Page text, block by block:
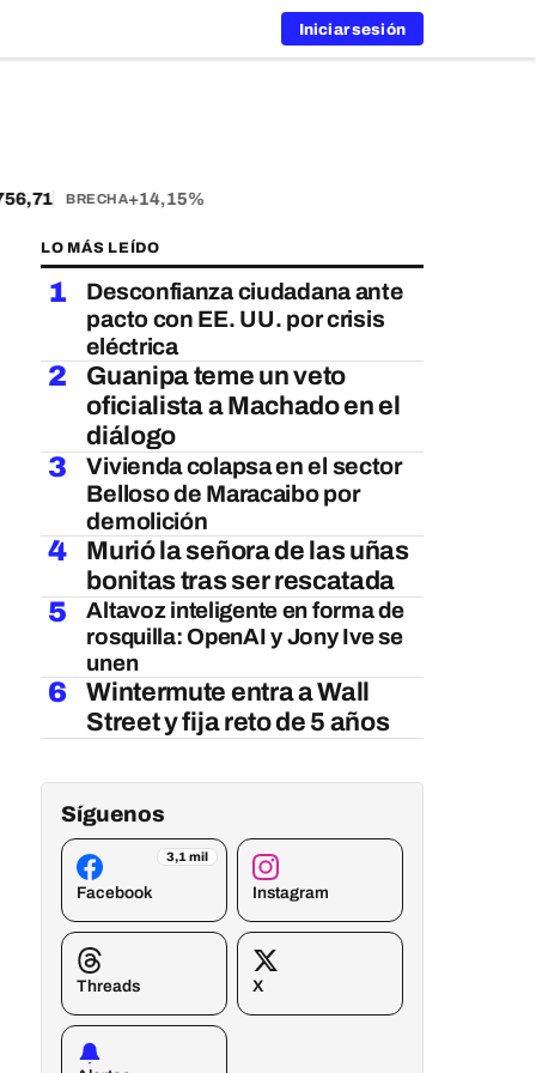
Iniciar sesión
BRECHA+14,15%
LO MÁS LEÍDO
1
Desconfianza ciudadana ante
pacto con EE. UU. por crisis
eléctrica
2
Guanipa teme un veto
oficialista a Machado en el
diálogo
3
Vivienda colapsa en el sector
Belloso de Maracaibo por
demolición
4
Murió la señora de las uñas
bonitas tras ser rescatada
5
Altavoz inteligente en forma de
rosquilla: OpenAI y Jony Ive se
unen
6
Wintermute entra a Wall
Street y fija reto de 5 años
Síguenos
3,1 mil
Facebook Instagram
Threads X